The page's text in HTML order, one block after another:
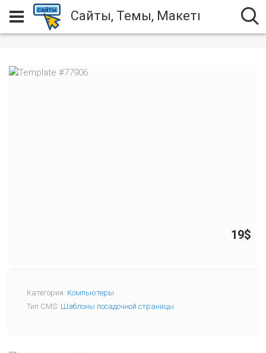
Сайты, Темы, Макеты
19$
Категория: Компьютеры
Тип CMS: Шаблоны посадочной страницы